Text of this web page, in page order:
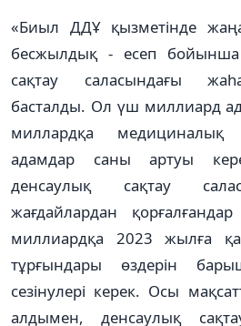
«Биыл ДДҰ қызметінде
бесжылдық - есеп
сақтау саласындағы
басталды. Ол үш миллиард
миллардқа
адамдар саны артуы
денсаулық сақтау
жағдайлардан
миллиардқа 2023 жылға
тұрғындары өздерін
сезінулері керек. Осы
алдымен, денсаулық